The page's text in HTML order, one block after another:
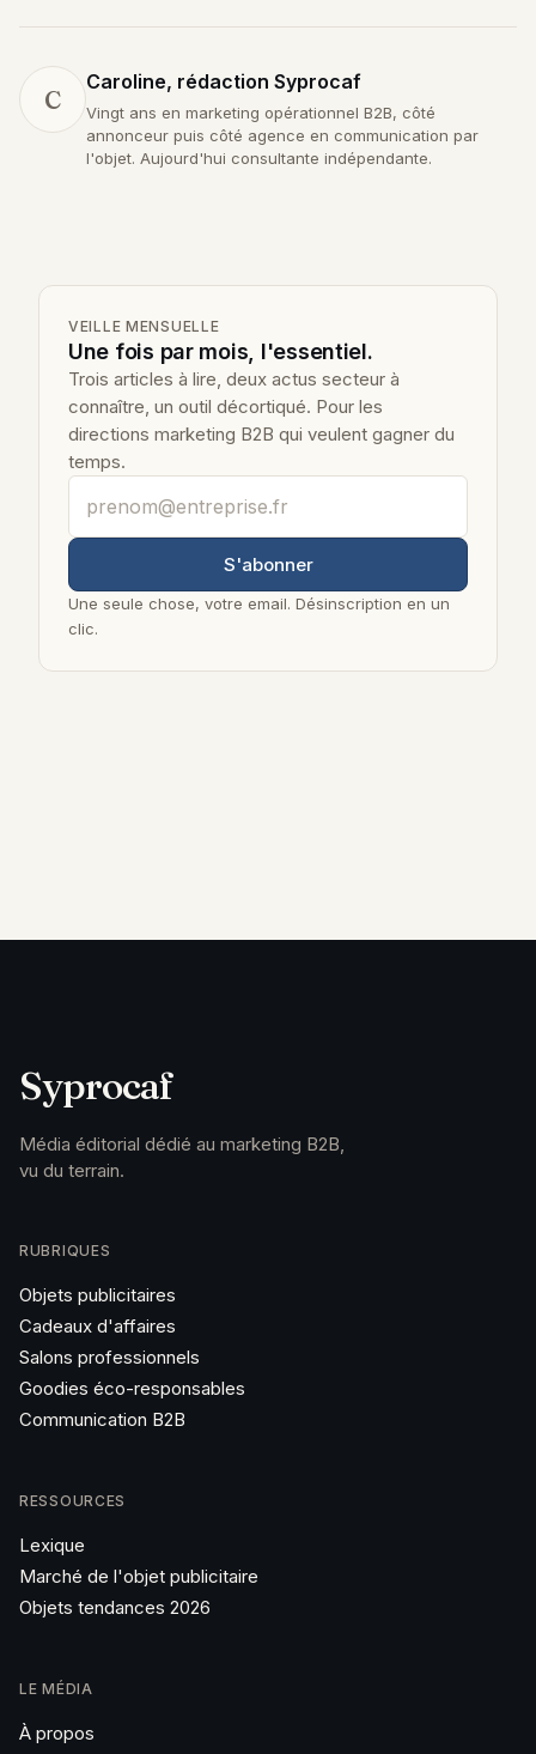
C
Caroline, rédaction Syprocaf
Vingt ans en marketing opérationnel B2B, côté
annonceur puis côté agence en communication par
l'objet. Aujourd'hui consultante indépendante.
VEILLE MENSUELLE
Une fois par mois, l'essentiel.
Trois articles à lire, deux actus secteur à
connaître, un outil décortiqué. Pour les
directions marketing B2B qui veulent gagner du
temps.
S'abonner
Une seule chose, votre email. Désinscription en un
clic.
Syprocaf
Média éditorial dédié au marketing B2B,
vu du terrain.
RUBRIQUES
Objets publicitaires
Cadeaux d'affaires
Salons professionnels
Goodies éco-responsables
Communication B2B
RESSOURCES
Lexique
Marché de l'objet publicitaire
Objets tendances 2026
LE MÉDIA
À propos